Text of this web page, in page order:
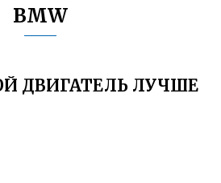
BMW
ДВИГАТЕЛЬ ЛУЧШЕ